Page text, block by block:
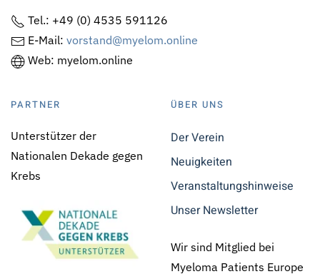
Tel.: +49 (0) 4535 591126
E-Mail: vorstand@myelom.online
Web: myelom.online
PARTNER
Unterstützer der
Nationalen Dekade gegen
Krebs
ÜBER UNS
Der Verein
Neuigkeiten
Veranstaltungshinweise
Unser Newsletter
Wir sind Mitglied bei
Myeloma Patients Europe